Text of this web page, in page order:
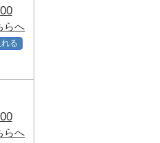
らへ
る
らへ